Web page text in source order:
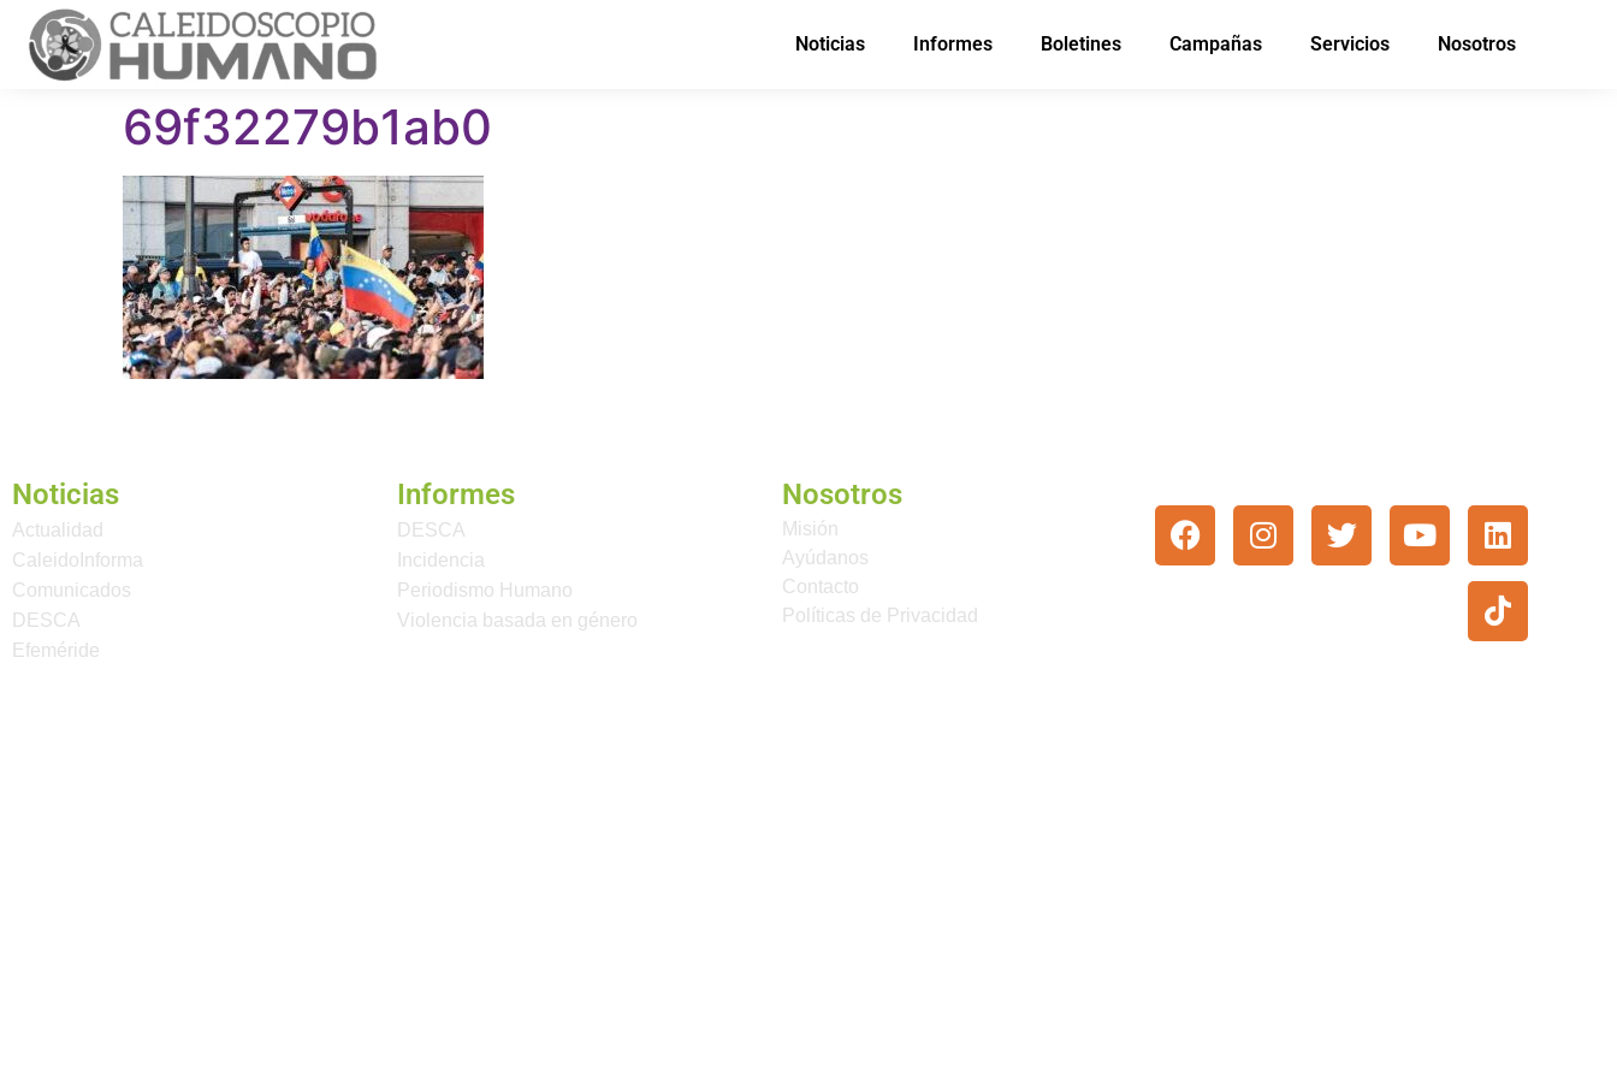
Noticias Informes Boletines Campañas Servicios Nosotros
69f32279b1ab0
Noticias
Actualidad
CaleidoInforma
Comunicados
DESCA
Efeméride
Informes
DESCA
Incidencia
Periodismo Humano
Violencia basada en género
Nosotros
Misión
Ayúdanos
Contacto
Políticas de Privacidad